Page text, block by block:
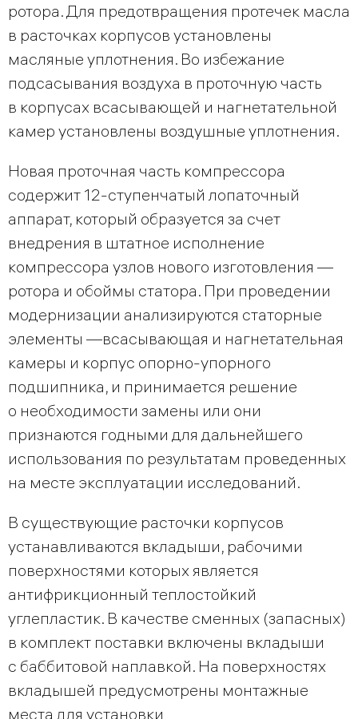
ротора. Для предотвращения протечек масла
в расточках корпусов установлены
масляные уплотнения. Во избежание
подсасывания воздуха в проточную часть
в корпусах всасывающей и нагнетательной
камер установлены воздушные уплотнения.
Новая проточная часть компрессора
содержит 12-ступенчатый лопаточный
аппарат, который образуется за счет
внедрения в штатное исполнение
компрессора узлов нового изготовления —
ротора и обоймы статора. При проведении
модернизации анализируются статорные
элементы —всасывающая и нагнетательная
камеры и корпус опорно-упорного
подшипника, и принимается решение
о необходимости замены или они
признаются годными для дальнейшего
использования по результатам проведенных
на месте эксплуатации исследований.
В существующие расточки корпусов
устанавливаются вкладыши, рабочими
поверхностями которых является
антифрикционный теплостойкий
углепластик. В качестве сменных (запасных)
в комплект поставки включены вкладыши
с баббитовой наплавкой. На поверхностях
вкладышей предусмотрены монтажные
места для установки